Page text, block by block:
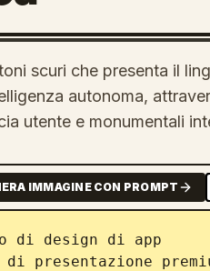
scuri che presenta il
autonoma,
utente e monumentali
IMMAGINE CON PROMPT
di design di app
presentazione